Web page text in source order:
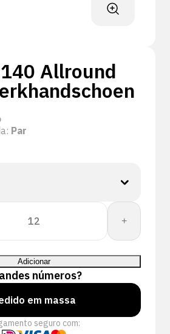
Allround
Par
+
Adicionar
números?
em massa
seguro com: